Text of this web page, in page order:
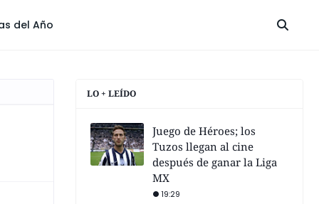
del Año
LO + LEÍDO
Juego de Héroes; los
Tuzos llegan al cine
después de ganar la Liga
MX
19:29